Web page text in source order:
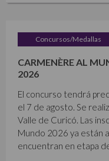
Concursos/Medallas
CARMENÈRE AL
2026
El concurso tendrá
el 7 de agosto. Se
Valle de Curicó. Las
Mundo 2026 ya están
encuentran en etapa